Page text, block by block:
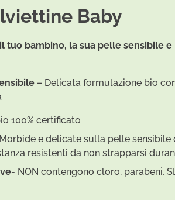
Baby
tuo bambino, la sua pelle sensibile e
– Delicata formulazione bio
100% certificato
Morbide e delicate sulla pelle sensibile
resistenti da non strapparsi
NON contengono cloro, parabeni,